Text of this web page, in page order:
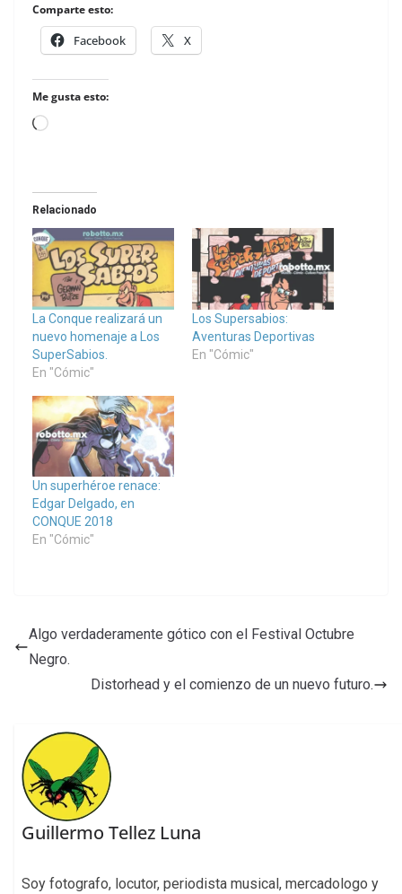
Comparte esto:
Facebook X
Me gusta esto:
Loading…
Relacionado
La Conque realizará un
nuevo homenaje a Los
SuperSabios.
En "Cómic"
Los Supersabios:
Aventuras Deportivas
En "Cómic"
Un superhéroe renace:
Edgar Delgado, en
CONQUE 2018
En "Cómic"
Algo verdaderamente gótico con el Festival Octubre
Negro.
Distorhead y el comienzo de un nuevo futuro.
Guillermo Tellez Luna
Soy fotografo, locutor, periodista musical, mercadologo y